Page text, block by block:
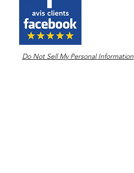
Do Not Sell My Personal Information